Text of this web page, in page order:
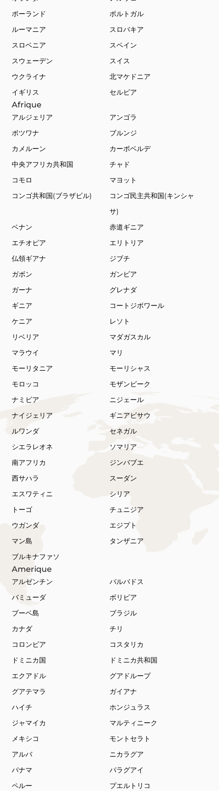
ポーランド
ポルトガル
ルーマニア
スロバキア
スロベニア
スペイン
スウェーデン
スイス
ウクライナ
北マケドニア
イギリス
セルビア
Afrique
アルジェリア
アンゴラ
ボツワナ
ブルンジ
カメルーン
カーボベルデ
中央アフリカ共和国
チャド
コモロ
マヨット
コンゴ共和国(ブラザビル)
コンゴ民主共和国(キンシャ
サ)
ベナン
赤道ギニア
エチオピア
エリトリア
仏領ギアナ
ジブチ
ガボン
ガンビア
ガーナ
グレナダ
ギニア
コートジボワール
ケニア
レソト
リベリア
マダガスカル
マラウイ
マリ
モーリタニア
モーリシャス
モロッコ
モザンビーク
ナミビア
ニジェール
ナイジェリア
ギニアビサウ
ルワンダ
セネガル
シエラレオネ
ソマリア
南アフリカ
ジンバブエ
西サハラ
スーダン
エスワティニ
シリア
トーゴ
チュニジア
ウガンダ
エジプト
マン島
タンザニア
ブルキナファソ
Amerique
アルゼンチン
バルバドス
バミューダ
ボリビア
ブーベ島
ブラジル
カナダ
チリ
コロンビア
コスタリカ
ドミニカ国
ドミニカ共和国
エクアドル
グアドループ
グアテマラ
ガイアナ
ハイチ
ホンジュラス
ジャマイカ
マルティニーク
メキシコ
モントセラト
アルバ
ニカラグア
パナマ
パラグアイ
ペルー
プエルトリコ